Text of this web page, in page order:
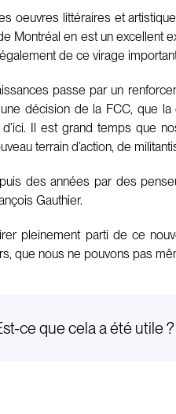
oeuvres littéraires et
Montréal en est un excellent
de ce virage
passe par un
décision de la FCC, que
Il est grand temps que
terrain d’action, de
des années par des
Gauthier.
pleinement parti de ce
que nous ne pouvons pas
ce que cela a été utile ?